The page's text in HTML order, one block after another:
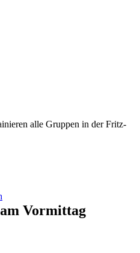
alle Gruppen in der Fritz-
Vormittag